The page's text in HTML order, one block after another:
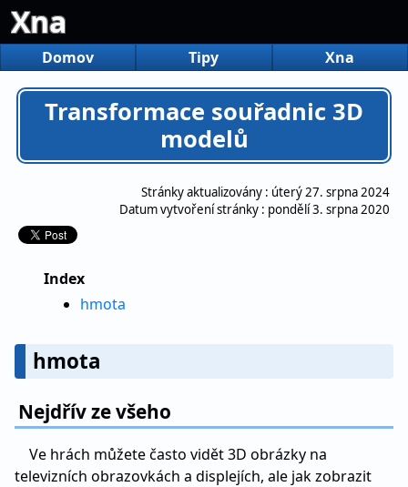
Xna
Domov Tipy Xna
Transformace souřadnic 3D
modelů
Stránky aktualizovány : úterý 27. srpna 2024
Datum vytvoření stránky : pondělí 3. srpna 2020
Index
hmota
hmota
Nejdřív ze všeho
Ve hrách můžete často vidět 3D obrázky na
televizních obrazovkách a displejích, ale jak zobrazit